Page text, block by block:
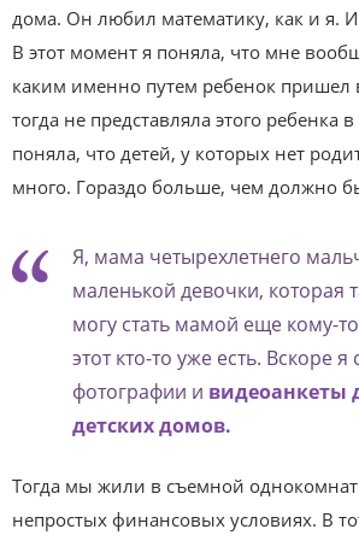
дома. Он любил математику, как и я.
В этот момент я поняла, что мне
каким именно путем ребенок пришел
тогда не представляла этого ребенка
поняла, что детей, у которых нет
много. Гораздо больше, чем должно
Я, мама четырехлетнего
маленькой девочки, которая
могу стать мамой еще кому-
этот кто-то уже есть. Вскоре я
фотографии и видеоанкеты
детских домов.
Тогда мы жили в съемной
непростых финансовых условиях. В